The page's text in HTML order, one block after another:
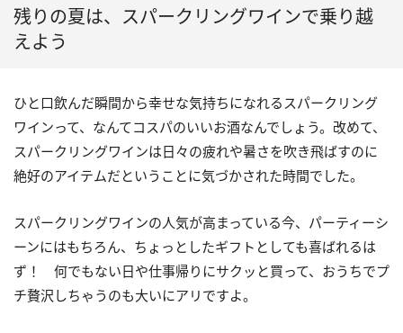
残りの夏は、スパークリングワインで乗り越
えよう
ひと口飲んだ瞬間から幸せな気持ちになれるスパークリング
ワインって、なんてコスパのいいお酒なんでしょう。改めて、
スパークリングワインは日々の疲れや暑さを吹き飛ばすのに
絶好のアイテムだということに気づかされた時間でした。
スパークリングワインの人気が高まっている今、パーティーシ
ーンにはもちろん、ちょっとしたギフトとしても喜ばれるは
ず！ 何でもない日や仕事帰りにサクッと買って、おうちでプ
チ贅沢しちゃうのも大いにアリですよ。